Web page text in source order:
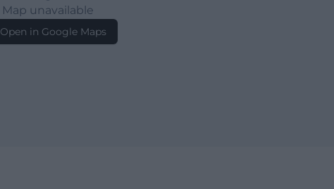
Map unavailable
Open in Google Maps